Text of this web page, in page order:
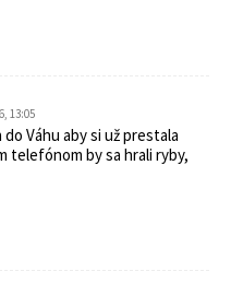
13:05
Váhu aby si už prestala
telefónom by sa hrali ryby,